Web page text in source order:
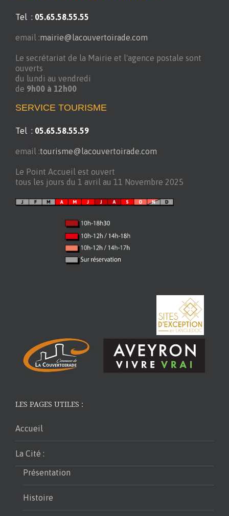
Tel : 05.65.58.55.55
email :mairie@lacouvertoirade.com
Le secrétariat de la Mairie et l'agence postale sont
ouverts
du lundi au vendredi
de 9h00 à 12h00
SERVICE TOURISME
Tel : 05.65.58.55.59
email :tourisme@lacouvertoirade.com
Le Point Accueil est ouvert
tous les jours du 1 avril au 11 Novembre 2025
LES PAGES UTILES :
Accueil
La Cité :
Présentation
Histoire